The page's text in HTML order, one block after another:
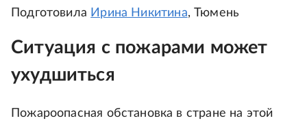
Подготовила Ирина Никитина, Тюмень
Ситуация с пожарами может
ухудшиться
Пожароопасная обстановка в стране на этой